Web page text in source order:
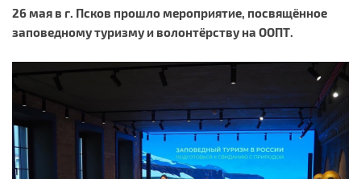
26 мая в г. Псков прошло мероприятие, посвящённое
заповедному туризму и волонтёрству на ООПТ.